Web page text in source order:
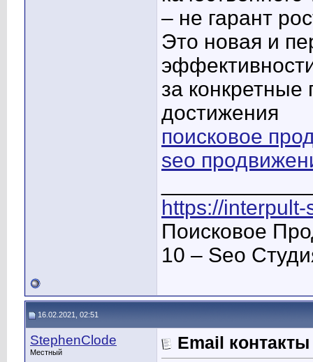
– не гарант
Это новая и
за конкретные
достижения
поисковое
seo
https://
Поисковое
10 – Seo
16.02.2021, 02:51
StephenClode
Местный
Email контакты